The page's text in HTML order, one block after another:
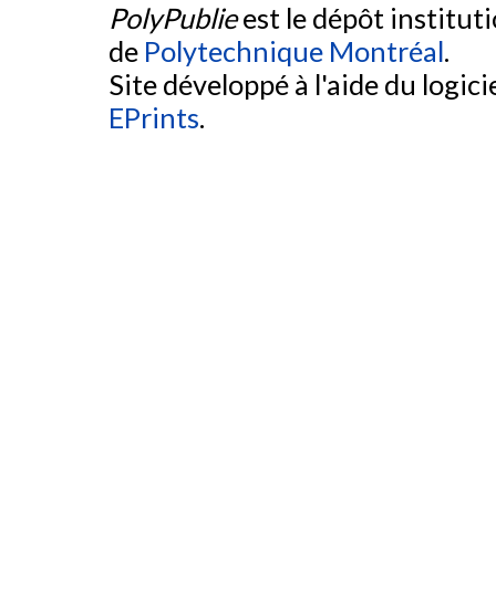
PolyPublieest le dépôt
de Polytechnique Montréal.
Site développé à l'aide du
EPrints.